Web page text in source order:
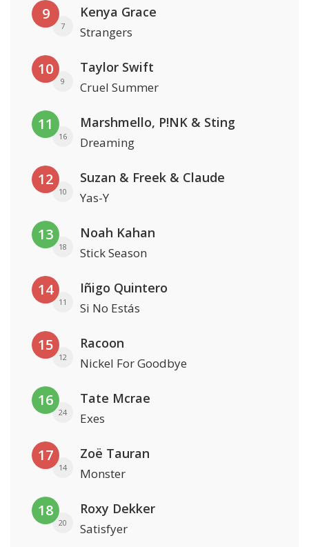
9
7
Kenya Grace
Strangers
10
9
Taylor Swift
Cruel Summer
11
16
Marshmello, P!NK & Sting
Dreaming
12
10
Suzan & Freek & Claude
Yas-Y
13
18
Noah Kahan
Stick Season
14
11
Iñigo Quintero
Si No Estás
15
12
Racoon
Nickel For Goodbye
16
24
Tate Mcrae
Exes
17
14
Zoë Tauran
Monster
18
20
Roxy Dekker
Satisfyer